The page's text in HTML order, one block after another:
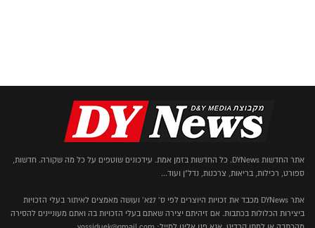
אתר החדשות DYNews. כל החדשות בזמן אמת. עידכונים שוטפים על כל מה שקורה. חדשות,
ספורט, רכילות, בריאות, צרכנות, נדל"ן ועוד...
אתר DYNews מכבד את זכויות היוצרים לפי ס' 27א' ועושה מאמצים לאיתור בעלי הזכויות
ביצירות הכלולות בכתבות. אם זיהיתם יצירה שאתם בעלי הזכויות בה ואתם מעוניינים להסירה